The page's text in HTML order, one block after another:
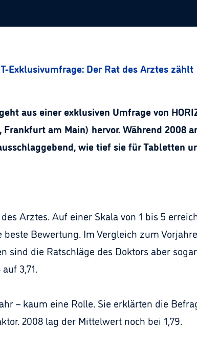
Exklusivumfrage: Der Rat des Arztes zählt
aus einer exklusiven Umfrage von
am Main) hervor. Während 2008
wie tief sie für Tabletten
Arztes. Auf einer Skala von 1 bis 5
Bewertung. Im Vergleich zum
sind die Ratschläge des Doktors aber
3,71.
– kaum eine Rolle. Sie erklärten die
2008 lag der Mittelwert noch bei 1,79.